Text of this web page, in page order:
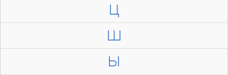
Ц
Ш
Ы